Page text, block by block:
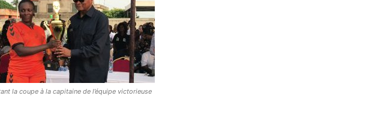
la coupe à la capitaine de l’équipe victorieuse